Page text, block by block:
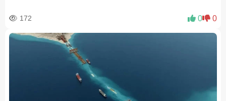
172 0 0